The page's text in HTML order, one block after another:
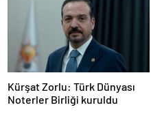
Kürşat Zorlu: Türk Dünyası
Noterler Birliği kuruldu